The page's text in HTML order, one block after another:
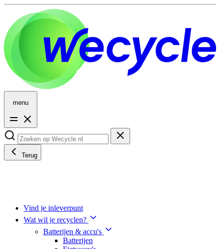
menu
Terug
Vind je inleverpunt
Wat wil je recyclen?
Batterijen & accu's
Batterijen